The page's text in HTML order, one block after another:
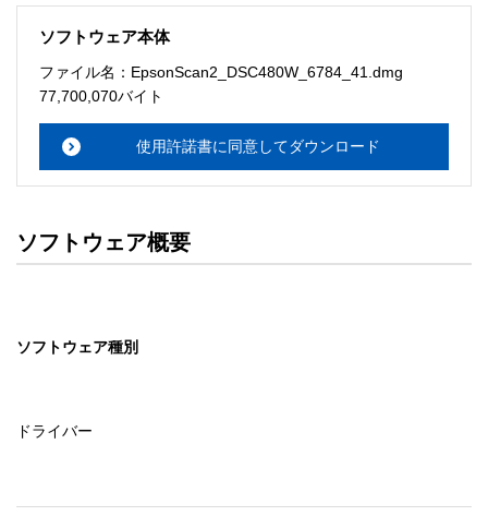
ソフトウェアのサポート
・本サーバでは、ユーザーサポートは行いません。搭載ソ
メーションセンターまでお願い
ルをお読み下さい。
ソフトウェアの保証範囲
・ソフトウェアのダウンロード・導入はお客様の責任にお
セイコーエプソン株式会社に帰属します。
ソフトウェア本体
ファイル名：EpsonScan2_DSC480W_6784_41.dmg
77,700,070バイト
使用許諾書に同意してダウンロード
ソフトウェア概要
ソフトウェア種別
ドライバー